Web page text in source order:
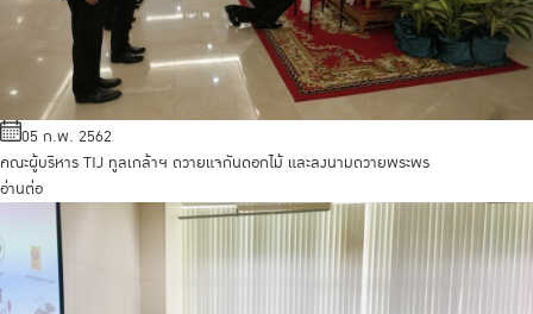
05 ก.พ. 2562
คณะผู้บริหาร TIJ ทูลเกล้าฯ ถวายแจกันดอกไม้ และลงนามถวายพระพร
อ่านต่อ